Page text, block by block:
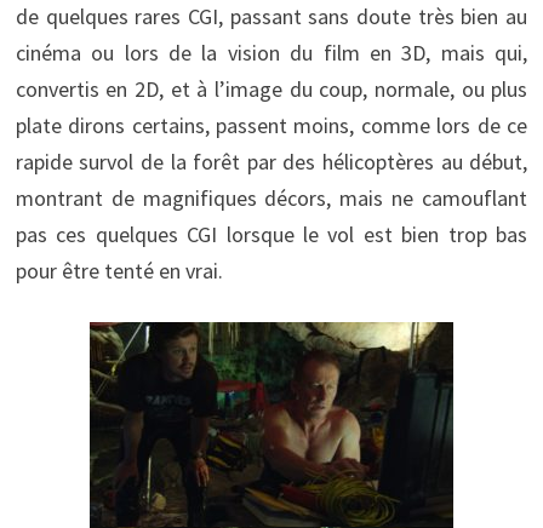
de quelques rares CGI, passant sans doute très bien au
cinéma ou lors de la vision du film en 3D, mais qui,
convertis en 2D, et à l’image du coup, normale, ou plus
plate dirons certains, passent moins, comme lors de ce
rapide survol de la forêt par des hélicoptères au début,
montrant de magnifiques décors, mais ne camouflant
pas ces quelques CGI lorsque le vol est bien trop bas
pour être tenté en vrai.